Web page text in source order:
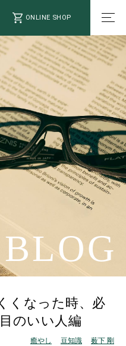
ONLINE SHOP
くなった時、必
のいい人編
癒やし 豆知識 薮下 剛